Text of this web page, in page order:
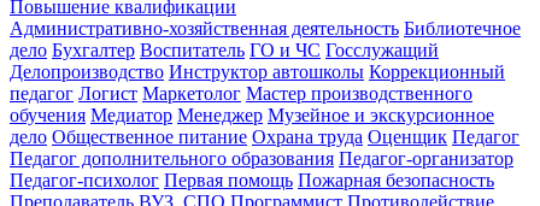
Повышение квалификации
Административно-хозяйственная деятельность Библиотечное
дело Бухгалтер Воспитатель ГО и ЧС Госслужащий
Делопроизводство Инструктор автошколы Коррекционный
педагог Логист Маркетолог Мастер производственного
обучения Медиатор Менеджер Музейное и экскурсионное
дело Общественное питание Охрана труда Оценщик Педагог
Педагог дополнительного образования Педагог-организатор
Педагог-психолог Первая помощь Пожарная безопасность
Преподаватель ВУЗ, СПО Программист Противодействие